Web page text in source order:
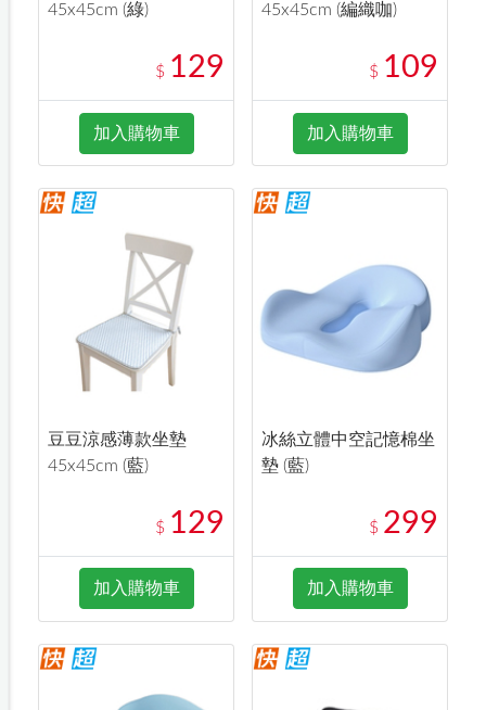
45x45cm (綠)
$ 129
加入購物車
45x45cm (編織咖)
$ 109
加入購物車
豆豆涼感薄款坐墊
45x45cm (藍)
$ 129
加入購物車
冰絲立體中空記憶棉坐
墊 (藍)
$ 299
加入購物車